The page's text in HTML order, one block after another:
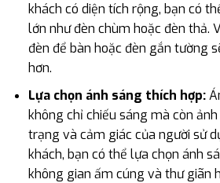
khách có diện tích rộng, bạn có
lớn như đèn chùm hoặc đèn thả.
đèn để bàn hoặc đèn gắn tường
hơn.
Lựa chọn ánh sáng thích hợp:
không chỉ chiếu sáng mà còn
trạng và cảm giác của người sử
khách, bạn có thể lựa chọn ánh
không gian ấm cúng và thư giãn